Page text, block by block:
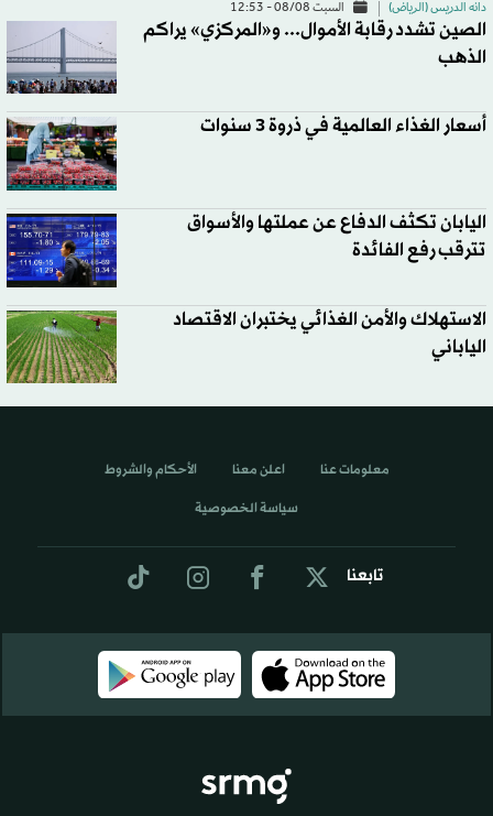
دانه الدريس (الرياض) السبت 08/08 - 12:53
الصين تشدد رقابة الأموال... و«المركزي» يراكم
الذهب
أسعار الغذاء العالمية في ذروة 3 سنوات
اليابان تكثف الدفاع عن عملتها والأسواق
تترقب رفع الفائدة
الاستهلاك والأمن الغذائي يختبران الاقتصاد
الياباني
تابعنا
معلومات عنا اعلن معنا الأحكام والشروط
سياسة الخصوصية